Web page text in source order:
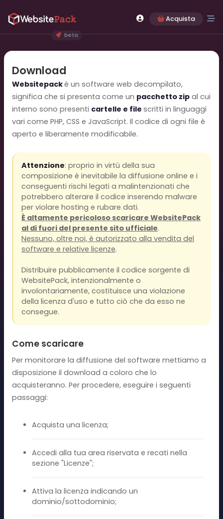
Acquista
beta
Download
Websitepackè un software web decompilato,
significa che si presenta come un pacchetto zip al cui
interno sono presenti cartelle e file scritti in linguaggi
vari come PHP, CSS e JavaScript. Il codice di ogni file è
aperto e liberamente modificabile.
Attenzione: proprio in virtù della sua
composizione è inevitabile la diffusione online e i
conseguenti rischi legati a malintenzionati che
potrebbero alterare il codice inserendo malware
per violare hosting e rubare dati.
È altamente pericoloso scaricare WebsitePack
al di fuori del presente sito ufficiale.
Nessuno, oltre noi, è autorizzato alla vendita del
software e relative licenze.
Distribuire pubblicamente il codice sorgente di
WebsitePack, intenzionalmente o
involontariamente, costituisce una violazione
della licenza d'uso e tutto ciò che da esso ne
consegue.
Come scaricare
Per monitorare la diffusione del software mettiamo a
disposizione il download a coloro che lo
acquisteranno. Per procedere, eseguire i seguenti
passaggi:
Acquista una licenza;
Accedi alla tua area riservata e recati nella
sezione "Licenze";
Attiva la licenza indicando un
dominio/sottodominio;